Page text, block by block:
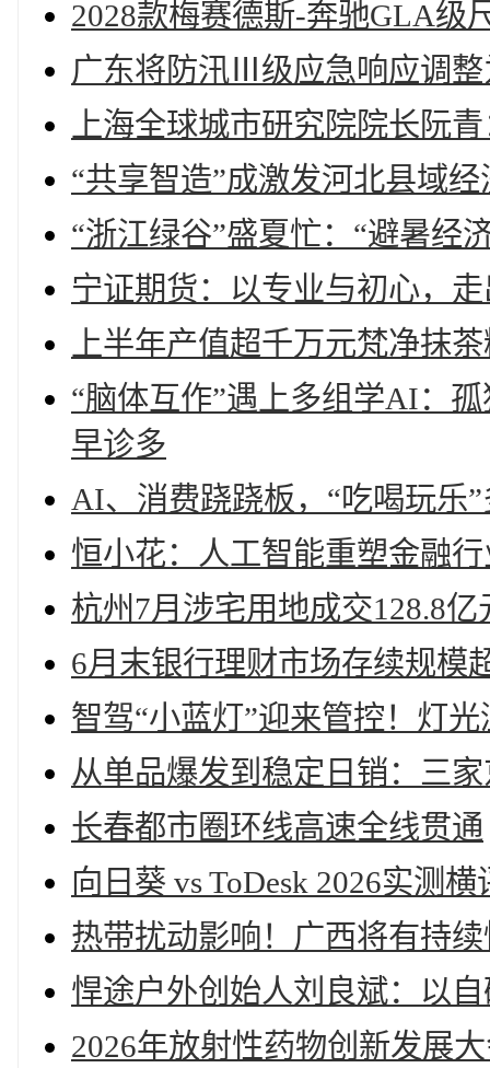
2028款梅赛德斯-奔驰GLA级
广东将防汛Ⅲ级应急响应调
上海全球城市研究院院长阮
“共享智造”成激发河北县域
“浙江绿谷”盛夏忙：“避暑经
宁证期货：以专业与初心，
上半年产值超千万元梵净抹
“脑体互作”遇上多组学AI：
早诊多
AI、消费跷跷板，“吃喝玩乐
恒小花：人工智能重塑金融
杭州7月涉宅用地成交128.8
6月末银行理财市场存续规模
智驾“小蓝灯”迎来管控！灯
从单品爆发到稳定日销：三
长春都市圈环线高速全线贯通
向日葵 vs ToDesk 2026实测
热带扰动影响！广西将有持
悍途户外创始人刘良斌：以
2026年放射性药物创新发展